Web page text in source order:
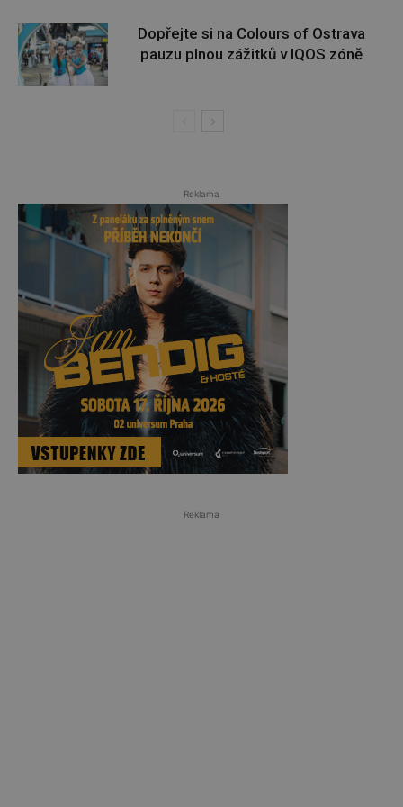
Dopřejte si na Colours of Ostrava
pauzu plnou zážitků v IQOS zóně
Reklama
Reklama